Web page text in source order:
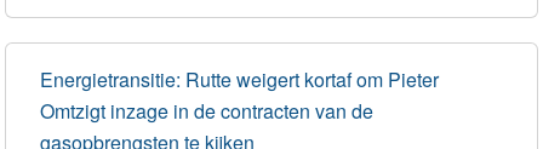
Energietransitie: Rutte weigert kortaf om Pieter
Omtzigt inzage in de contracten van de
gasopbrengsten te kijken